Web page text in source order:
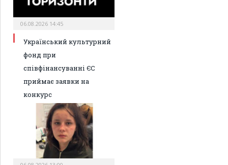
06.08.2026 14:45
Український культурний
фонд при
співфінансуванні ЄС
приймає заявки на
конкурс